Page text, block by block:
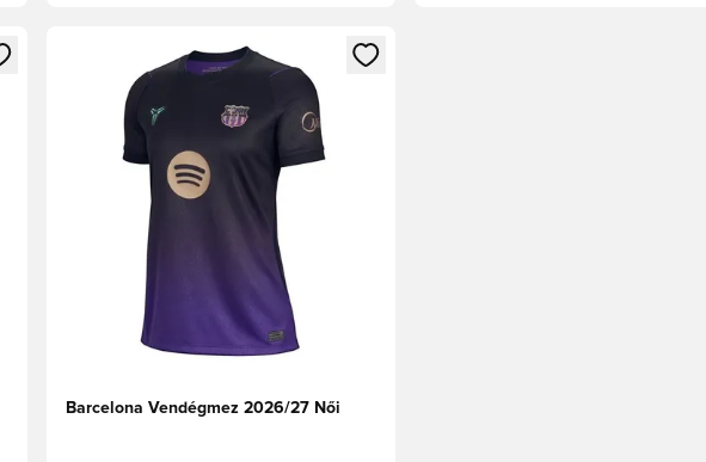
vagy a tagként való regisztrációhoz
Megnyit egy modált a bejelentkezéshez vagy a tagként való regisztrációhoz
Barcelona Vendégmez 2026/27 Női